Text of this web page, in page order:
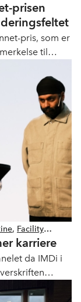
prisen
pris, som er
til
, Facility
karriere
da IMDi i